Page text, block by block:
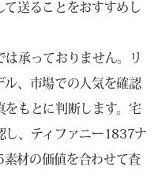
て送ることをおすすめし
承っておりません。リ
ル、市場での人気を確認
をもとに判断します。宅
し、ティファニー1837ナ
素材の価値を合わせて査